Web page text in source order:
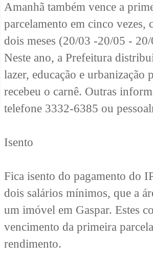
Amanhã também vence a
parcelamento em cinco vezes,
dois meses (20/03 -20/05 -
Neste ano, a Prefeitura
lazer, educação e urbanização
recebeu o carnê. Outras
telefone 3332-6385 ou
Isento
Fica isento do pagamento do
dois salários mínimos, que a
um imóvel em Gaspar. Estes
vencimento da primeira
rendimento.